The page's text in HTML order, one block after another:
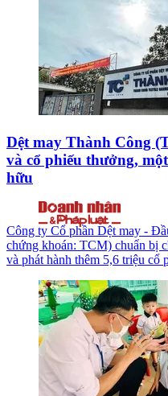
Dệt may Thành Công
và cổ phiếu thưởng,
hữu
Công ty Cổ phần Dệt may -
chứng khoán: TCM) chuẩn bị
và phát hành thêm 5,6 triệu cổ